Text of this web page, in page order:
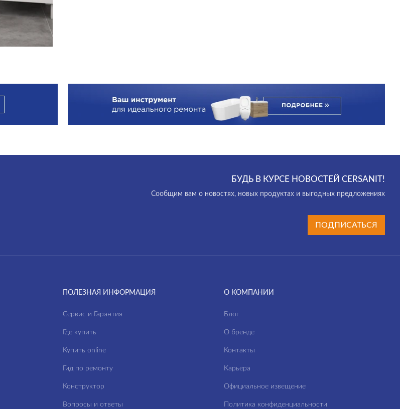
ПОЛЕЗНАЯ ИНФОРМАЦИЯ
Сервис и Гарантия
Где купить
Купить online
Гид по ремонту
Конструктор
Вопросы и ответы
О КОМПАНИИ
Блог
О бренде
Контакты
Карьера
Официальное извещение
Политика конфиденциальности
БУДЬ В КУРСЕ НОВОСТЕЙ CERSANIT!
Cообщим вам о новостях, новых продуктах и выгодных предложениях
ПОДПИСАТЬСЯ